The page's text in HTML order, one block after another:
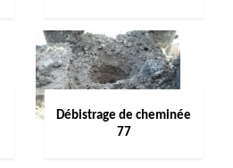
Débistrage de cheminée
77